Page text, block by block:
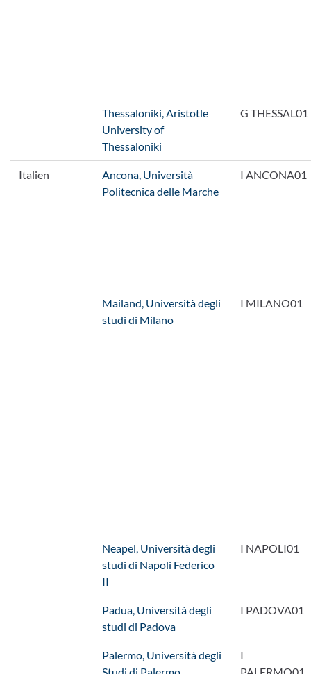
Thessaloniki, Aristotle
University of
Thessaloniki
G THESSAL01
Italien
Ancona, Università
Politecnica delle Marche
I ANCONA01
Mailand, Università degli
studi di Milano
I MILANO01
Neapel, Università degli
studi di Napoli Federico
II
I NAPOLI01
Padua, Università degli
studi di Padova
I PADOVA01
Palermo, Università degli
I